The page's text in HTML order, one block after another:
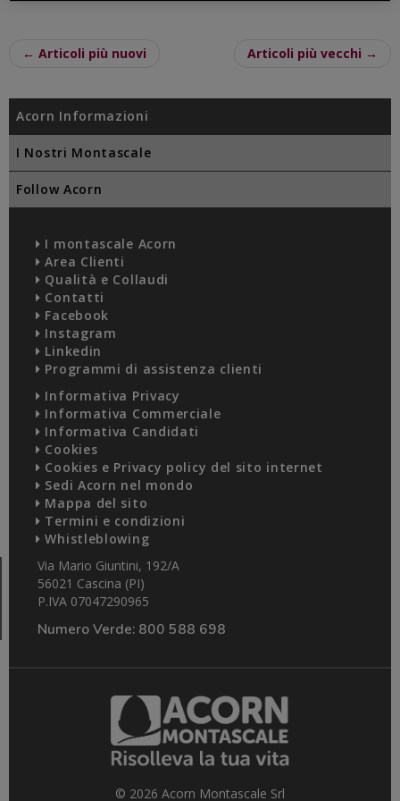
← Articoli più nuovi Articoli più vecchi →
Acorn Informazioni
I Nostri Montascale
Follow Acorn
I montascale Acorn
Area Clienti
Qualità e Collaudi
Contatti
Facebook
Instagram
Linkedin
Programmi di assistenza clienti
Informativa Privacy
Informativa Commerciale
Informativa Candidati
Cookies
Cookies e Privacy policy del sito internet
Sedi Acorn nel mondo
Mappa del sito
Termini e condizioni
Whistleblowing
Via Mario Giuntini, 192/A
56021 Cascina (PI)
P.IVA 07047290965
Numero Verde: 800 588 698
© 2026 Acorn Montascale Srl